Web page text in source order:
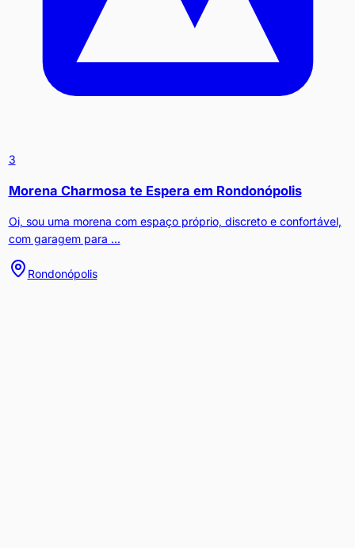
3
Morena Charmosa te Espera em Rondonópolis
Oi, sou uma morena com espaço próprio, discreto e confortável,
com garagem para ...
Rondonópolis